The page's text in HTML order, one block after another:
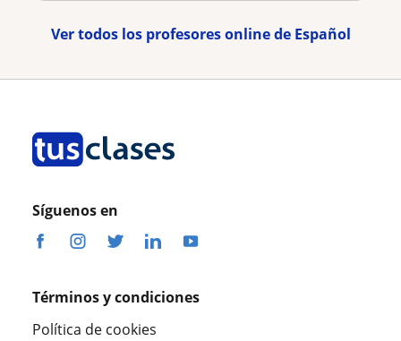
Ver todos los profesores online de Español
Síguenos en
Términos y condiciones
Política de cookies